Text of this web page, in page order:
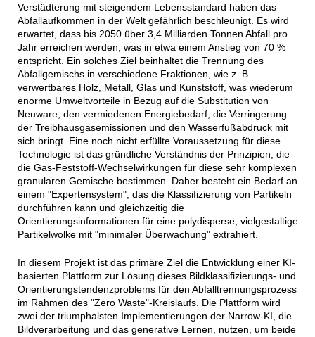
Verstädterung mit steigendem Lebensstandard haben das
Abfallaufkommen in der Welt gefährlich beschleunigt. Es wird
erwartet, dass bis 2050 über 3,4 Milliarden Tonnen Abfall pro
Jahr erreichen werden, was in etwa einem Anstieg von 70 %
entspricht. Ein solches Ziel beinhaltet die Trennung des
Abfallgemischs in verschiedene Fraktionen, wie z. B.
verwertbares Holz, Metall, Glas und Kunststoff, was wiederum
enorme Umweltvorteile in Bezug auf die Substitution von
Neuware, den vermiedenen Energiebedarf, die Verringerung
der Treibhausgasemissionen und den Wasserfußabdruck mit
sich bringt. Eine noch nicht erfüllte Voraussetzung für diese
Technologie ist das gründliche Verständnis der Prinzipien, die
die Gas-Feststoff-Wechselwirkungen für diese sehr komplexen
granularen Gemische bestimmen. Daher besteht ein Bedarf an
einem "Expertensystem", das die Klassifizierung von Partikeln
durchführen kann und gleichzeitig die
Orientierungsinformationen für eine polydisperse, vielgestaltige
Partikelwolke mit "minimaler Überwachung" extrahiert.
In diesem Projekt ist das primäre Ziel die Entwicklung einer KI-
basierten Plattform zur Lösung dieses Bildklassifizierungs- und
Orientierungstendenzproblems für den Abfalltrennungsprozess
im Rahmen des "Zero Waste"-Kreislaufs. Die Plattform wird
zwei der triumphalsten Implementierungen der Narrow-KI, die
Bildverarbeitung und das generative Lernen, nutzen, um beide